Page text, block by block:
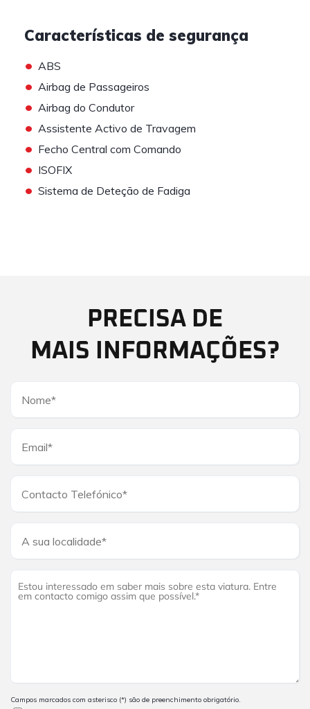
Características de segurança
• ABS
• Airbag de Passageiros
• Airbag do Condutor
• Assistente Activo de Travagem
• Fecho Central com Comando
• ISOFIX
• Sistema de Deteção de Fadiga
PRECISA DE
MAIS INFORMAÇÕES?
Campos marcados com asterisco (*) são de preenchimento obrigatório.